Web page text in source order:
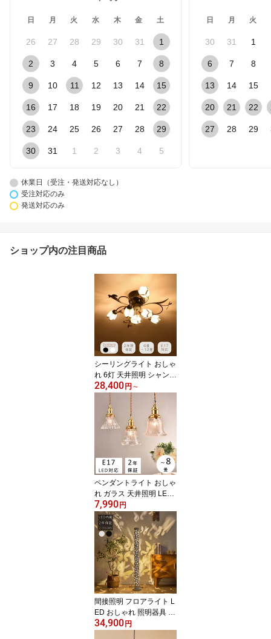
日 月 火 水 木 金 土
26 27 28 29 30 31 1
2 3 4 5 6 7 8
9 10 11 12 13 14 15
16 17 18 19 20 21 22
23 24 25 26 27 28 29
30 31 1 2 3 4 5
日 月 火
30 31 1
6 7 8
13 14 15
20 21 22
27 28 29
休業日（受注・発送対応なし）
受注対応のみ
発送対応のみ
ショップ内の注目商品
シーリングライト おしゃ
れ 6灯 天井照明 シャンデ
リア 照明器具 LED対応
モダン 昭和 寝室 リビン
グ ダイニング ベッドル
ーム 食卓 居間 シンプル
アンティーク カフェ レ
トロ 8畳 10畳 12畳
28,400円 ～
ペンダントライト おしゃ
れ ガラス 天井照明 LED
照明器具 昭和 レトロ ヴ
ィンテージ アンティーク
シンプル かわいい 北欧
ダクトレール キッチン
寝室 食卓 玄関 階段 トイ
レ リビング ベッドルー
ム ダイニング
7,990円
間接照明 フロアライト L
ED おしゃれ 照明器具 L
ED内蔵 LED一体型 イン
スタ映え スタンドライト
34,900円